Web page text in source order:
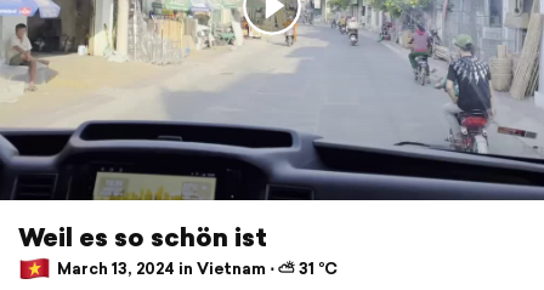
Weil es so schön ist
March 13, 2024 in Vietnam ⋅ ⛅ 31 °C